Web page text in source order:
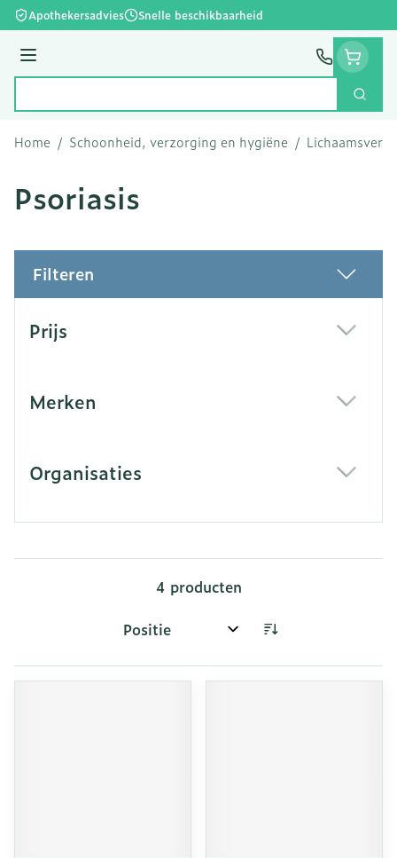
Ga naar de inhoud
Apothekersadvies Snelle beschikbaarheid
Menu
Zoek
Home / Schoonheid, verzorging en hygiëne /
Psoriasis
Filteren
Prijs
Merken
Organisaties
4 producten
Sorteer op: